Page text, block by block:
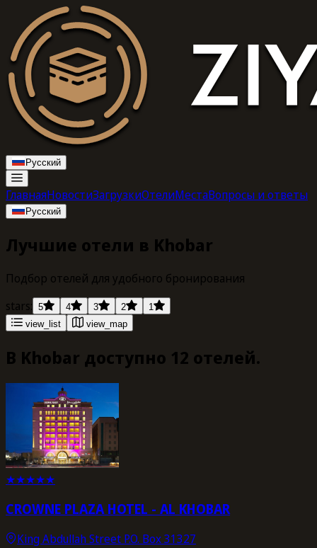
Русский
ГлавнаяНовостиЗагрузкиОтелиМестаВопросы и ответы
Русский
Лучшие отели в Khobar
Подбор отелей для удобного бронирования
stars: 5 4 3 2
1
view_list
view_map
В Khobar доступно 12 отелей.
★★★★★
CROWNE PLAZA HOTEL - AL KHOBAR
King Abdullah Street P.O. Box 31327